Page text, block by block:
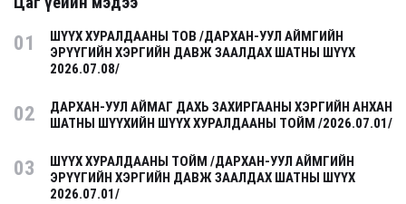
01
ШҮҮХ ХУРАЛДААНЫ ТОВ /ДАРХАН-УУЛ АЙМГИЙН
ЭРҮҮГИЙН ХЭРГИЙН ДАВЖ ЗААЛДАХ ШАТНЫ ШҮҮХ
2026.07.08/
02
ДАРХАН-УУЛ АЙМАГ ДАХЬ ЗАХИРГААНЫ ХЭРГИЙН АНХАН
ШАТНЫ ШҮҮХИЙН ШҮҮХ ХУРАЛДААНЫ ТОЙМ /2026.07.01/
03
ШҮҮХ ХУРАЛДААНЫ ТОЙМ /ДАРХАН-УУЛ АЙМГИЙН
ЭРҮҮГИЙН ХЭРГИЙН ДАВЖ ЗААЛДАХ ШАТНЫ ШҮҮХ
2026.07.01/